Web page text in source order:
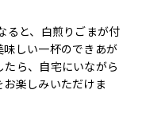
ると、白煎りごまが付
しい一杯のできあが
ら、自宅にいながら
楽しみいただけま